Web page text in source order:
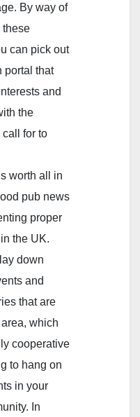
By way of
these
can pick out
portal that
and
the
for to
worth all in
pub news
proper
the UK.
down
and
that are
which
cooperative
to hang on
in your
In